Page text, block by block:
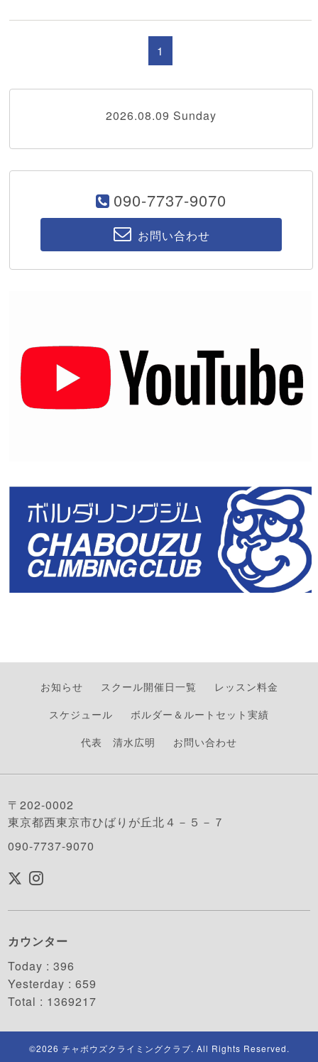
1
2026.08.09 Sunday
090-7737-9070
お問い合わせ
お知らせ スクール開催日一覧
レッスン料金
スケジュール
ボルダー＆ルートセット実績
代表 清水広明
お問い合わせ
〒202-0002
東京都西東京市ひばりが丘北４－５－７
090-7737-9070
カウンター
Today :396
Yesterday :659
Total : 1369217
©2026 チャボウズクライミングクラブ. All Rights Reserved.